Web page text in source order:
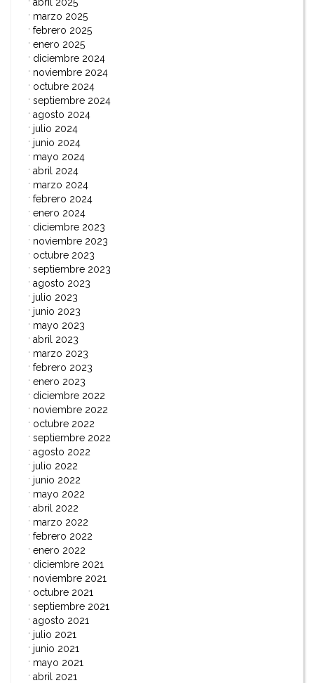
abril 2025
marzo 2025
febrero 2025
enero 2025
diciembre 2024
noviembre 2024
octubre 2024
septiembre 2024
agosto 2024
julio 2024
junio 2024
mayo 2024
abril 2024
marzo 2024
febrero 2024
enero 2024
diciembre 2023
noviembre 2023
octubre 2023
septiembre 2023
agosto 2023
julio 2023
junio 2023
mayo 2023
abril 2023
marzo 2023
febrero 2023
enero 2023
diciembre 2022
noviembre 2022
octubre 2022
septiembre 2022
agosto 2022
julio 2022
junio 2022
mayo 2022
abril 2022
marzo 2022
febrero 2022
enero 2022
diciembre 2021
noviembre 2021
octubre 2021
septiembre 2021
agosto 2021
julio 2021
junio 2021
mayo 2021
abril 2021